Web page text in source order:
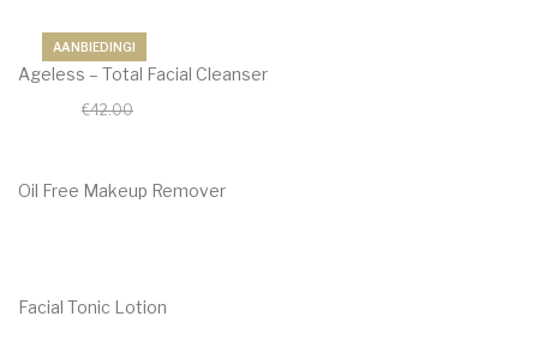
AANBIEDING!
Ageless – Total Facial Cleanser
€42.00
Oil Free Makeup Remover
Facial Tonic Lotion